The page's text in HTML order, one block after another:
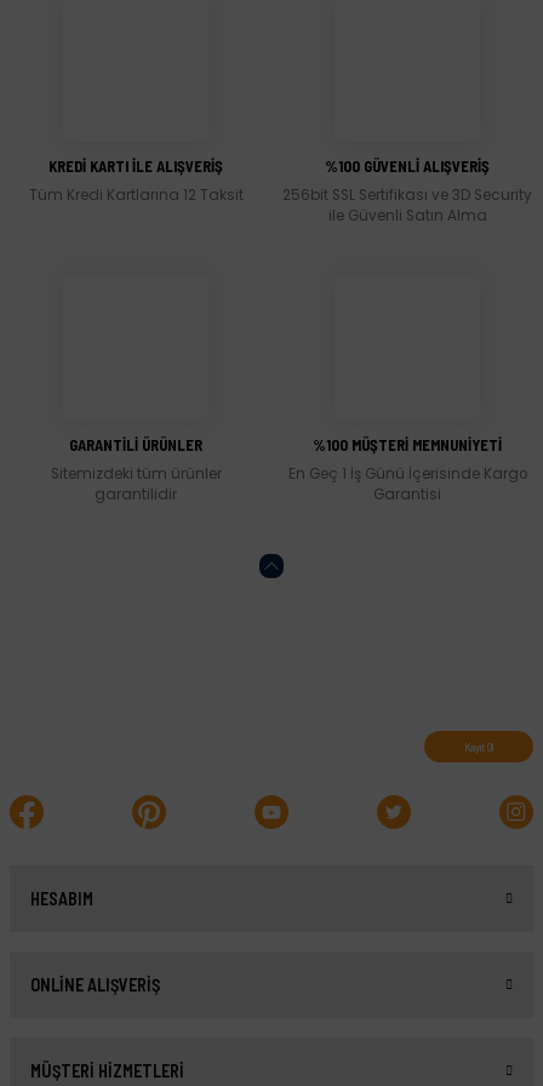
Ürün bilgilerinde hatalar bulunuyor.
Ürün fiyatı diğer sitelerden daha pahalı.
KREDİ KARTI İLE ALIŞVERİŞ
Tüm Kredi Kartlarına 12 Taksit
%100 GÜVENLİ ALIŞVERİŞ
256bit SSL Sertifikası ve 3D Security
ile Güvenli Satın Alma
GARANTİLİ ÜRÜNLER
Sitemizdeki tüm ürünler
garantilidir
%100 MÜŞTERİ MEMNUNİYETİ
En Geç 1 İş Günü İçerisinde Kargo
Garantisi
Kayıt Ol
HESABIM
ONLİNE ALIŞVERİŞ
MÜŞTERİ HİZMETLERİ